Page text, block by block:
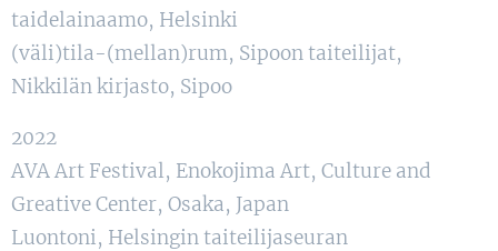
taidelainaamo, Helsinki
(väli)tila-(mellan)rum, Sipoon taiteilijat,
Nikkilän kirjasto, Sipoo
2022
AVA Art Festival, Enokojima Art, Culture and
Greative Center, Osaka, Japan
Luontoni, Helsingin taiteilijaseuran